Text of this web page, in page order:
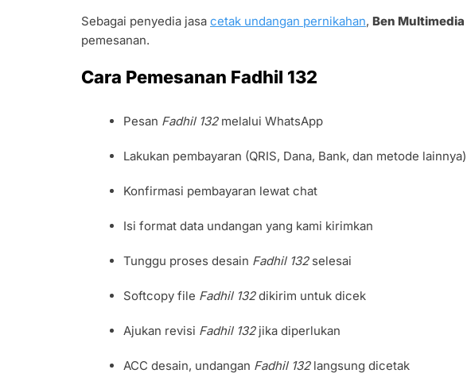
Sebagai penyedia jasa cetak undangan pernikahan, Ben Multimedia
pemesanan.
Cara Pemesanan Fadhil 132
Pesan Fadhil 132melalui WhatsApp
Lakukan pembayaran (QRIS, Dana, Bank, dan metode lainnya)
Konfirmasi pembayaran lewat chat
Isi format data undangan yang kami kirimkan
Tunggu proses desain Fadhil 132selesai
Softcopy file Fadhil 132dikirim untuk dicek
Ajukan revisi Fadhil 132jika diperlukan
ACC desain, undangan Fadhil 132langsung dicetak